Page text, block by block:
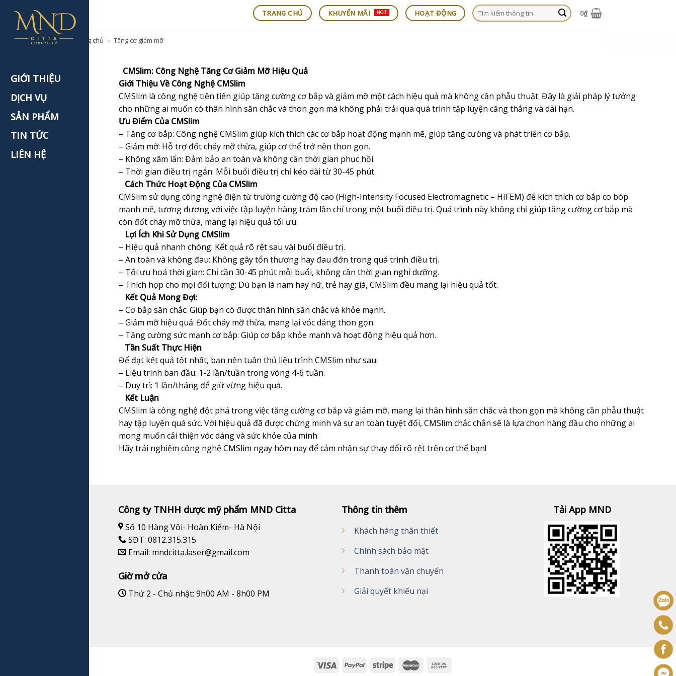
content
TRANG CHỦ KHUYẾN MÃI HOT HOẠT ĐỘNG
Tìm
kiếm:
0₫
Trang chủ » Tăng cơ giảm mỡ
GIỚI THIỆU
DỊCH VỤ
SẢN PHẨM
TIN TỨC
LIÊN HỆ
CMSlim: Công Nghệ Tăng Cơ Giảm Mỡ Hiệu Quả
Giới Thiệu Về Công Nghệ CMSlim
CMSlim là công nghệ tiên tiến giúp tăng cường cơ bắp và giảm mỡ một cách hiệu quả mà không cần phẫu thuật. Đây là giải pháp lý tưởng
cho những ai muốn có thân hình săn chắc và thon gọn mà không phải trải qua quá trình tập luyện căng thẳng và dài hạn.
Ưu Điểm Của CMSlim
– Tăng cơ bắp: Công nghệ CMSlim giúp kích thích các cơ bắp hoạt động mạnh mẽ, giúp tăng cường và phát triển cơ bắp.
– Giảm mỡ: Hỗ trợ đốt cháy mỡ thừa, giúp cơ thể trở nên thon gọn.
– Không xâm lấn: Đảm bảo an toàn và không cần thời gian phục hồi.
– Thời gian điều trị ngắn: Mỗi buổi điều trị chỉ kéo dài từ 30-45 phút.
Cách Thức Hoạt Động Của CMSlim
CMSlim sử dụng công nghệ điện từ trường cường độ cao (High-Intensity Focused Electromagnetic – HIFEM) để kích thích cơ bắp co bóp
mạnh mẽ, tương đương với việc tập luyện hàng trăm lần chỉ trong một buổi điều trị. Quá trình này không chỉ giúp tăng cường cơ bắp mà
còn đốt cháy mỡ thừa, mang lại hiệu quả tối ưu.
Lợi Ích Khi Sử Dụng CMSlim
– Hiệu quả nhanh chóng: Kết quả rõ rệt sau vài buổi điều trị.
– An toàn và không đau: Không gây tổn thương hay đau đớn trong quá trình điều trị.
– Tối ưu hoá thời gian: Chỉ cần 30-45 phút mỗi buổi, không cần thời gian nghỉ dưỡng.
– Thích hợp cho mọi đối tượng: Dù bạn là nam hay nữ, trẻ hay già, CMSlim đều mang lại hiệu quả tốt.
Kết Quả Mong Đợi:
– Cơ bắp săn chắc: Giúp bạn có được thân hình săn chắc và khỏe mạnh.
– Giảm mỡ hiệu quả: Đốt cháy mỡ thừa, mang lại vóc dáng thon gọn.
– Tăng cường sức mạnh cơ bắp: Giúp cơ bắp khỏe mạnh và hoạt động hiệu quả hơn.
Tần Suất Thực Hiện
Để đạt kết quả tốt nhất, bạn nên tuân thủ liệu trình CMSlim như sau:
– Liệu trình ban đầu: 1-2 lần/tuần trong vòng 4-6 tuần.
– Duy trì: 1 lần/tháng để giữ vững hiệu quả.
Kết Luận
CMSlim là công nghệ đột phá trong việc tăng cường cơ bắp và giảm mỡ, mang lại thân hình săn chắc và thon gọn mà không cần phẫu thuật
hay tập luyện quá sức. Với hiệu quả đã được chứng minh và sự an toàn tuyệt đối, CMSlim chắc chắn sẽ là lựa chọn hàng đầu cho những ai
mong muốn cải thiện vóc dáng và sức khỏe của mình.
Hãy trải nghiệm công nghệ CMSlim ngay hôm nay để cảm nhận sự thay đổi rõ rệt trên cơ thể bạn!
Công ty TNHH dược mỹ phẩm MND Citta
Số 10 Hàng Vôi- Hoàn Kiếm- Hà Nội
SĐT: 0812.315.315
Email: mndcitta.laser@gmail.com
Giờ mở cửa
Thứ 2 - Chủ nhật: 9h00 AM - 8h00 PM
Thông tin thêm
Khách hàng thân thiết
Chính sách bảo mật
Thanh toán vận chuyển
Giải quyết khiếu nại
Tải App MND